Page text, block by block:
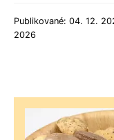
Publikované: 04. 12.
2026